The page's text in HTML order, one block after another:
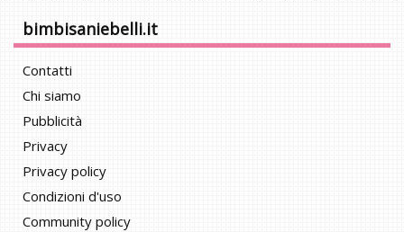
bimbisaniebelli.it
Contatti
Chi siamo
Pubblicità
Privacy
Privacy policy
Condizioni d'uso
Community policy